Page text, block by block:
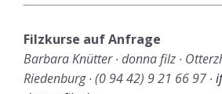
Filzkurse auf Anfrage
Barbara Knütter ∙ donna filz ∙
Riedenburg ∙ (0 94 42) 9 21 66 97 ∙